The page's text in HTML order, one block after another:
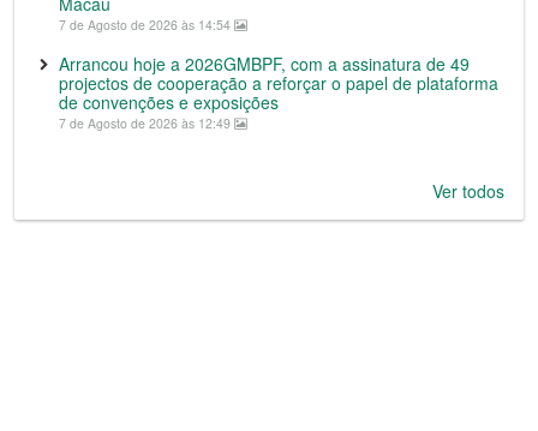
7 de Agosto de 2026 às 14:54
Arrancou hoje a 2026GMBPF, com a assinatura de 49
projectos de cooperação a reforçar o papel de plataforma
de convenções e exposições
7 de Agosto de 2026 às 12:49
Ver todos